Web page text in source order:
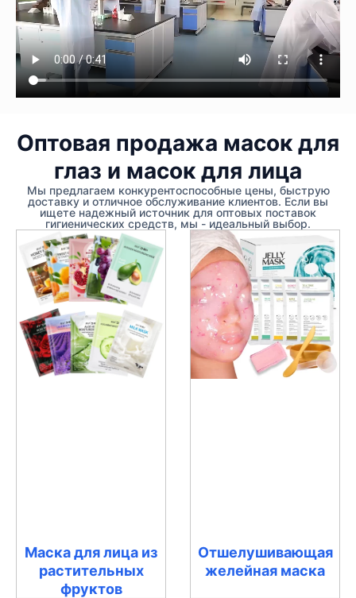
Оптовая продажа масок для
глаз и масок для лица
Мы предлагаем конкурентоспособные цены, быструю
доставку и отличное обслуживание клиентов. Если вы
ищете надежный источник для оптовых поставок
гигиенических средств, мы - идеальный выбор.
Маска для лица из
растительных
фруктов
Отшелушивающая
желейная маска